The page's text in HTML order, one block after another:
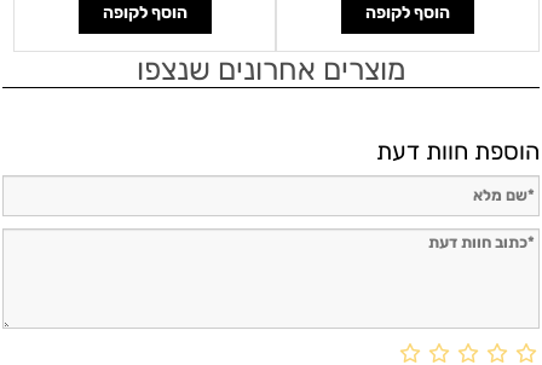
הוסף לקופה הוסף לקופה
מוצרים אחרונים שנצפו
הוספת חוות דעת